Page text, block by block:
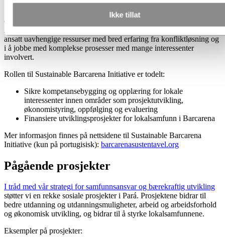
Ikke tillat
Sustainable Barcarena Initiative er en egen juridisk enhet, med egen
organisasjon. Sustainable Barcarena Initiative er finansiert av
ansatt uavhengige ressurser med bred erfaring fra konfliktløsning og
i å jobbe med komplekse prosesser med mange interessenter
involvert.
Rollen til Sustainable Barcarena Initiative er todelt:
Sikre kompetansebygging og opplæring for lokale
interessenter innen områder som prosjektutvikling,
økonomistyring, oppfølging og evaluering
Finansiere utviklingsprosjekter for lokalsamfunn i Barcarena
Mer informasjon finnes på nettsidene til Sustainable Barcarena
Initiative (kun på portugisisk): barcarenasustentavel.org
Pågående prosjekter
I tråd med vår strategi for samfunnsansvar og bærekraftig utvikling
støtter vi en rekke sosiale prosjekter i Pará. Prosjektene bidrar til
bedre utdanning og utdanningsmuligheter, arbeid og arbeidsforhold
og økonomisk utvikling, og bidrar til å styrke lokalsamfunnene.
Eksempler på prosjekter: